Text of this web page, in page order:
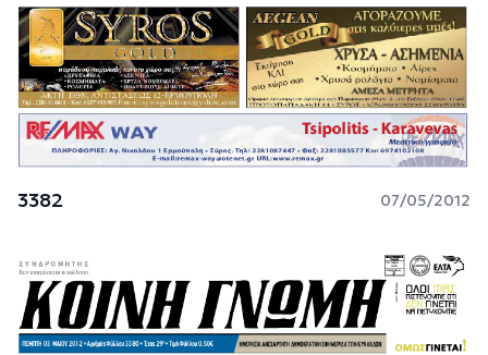
3382 07/05/2012